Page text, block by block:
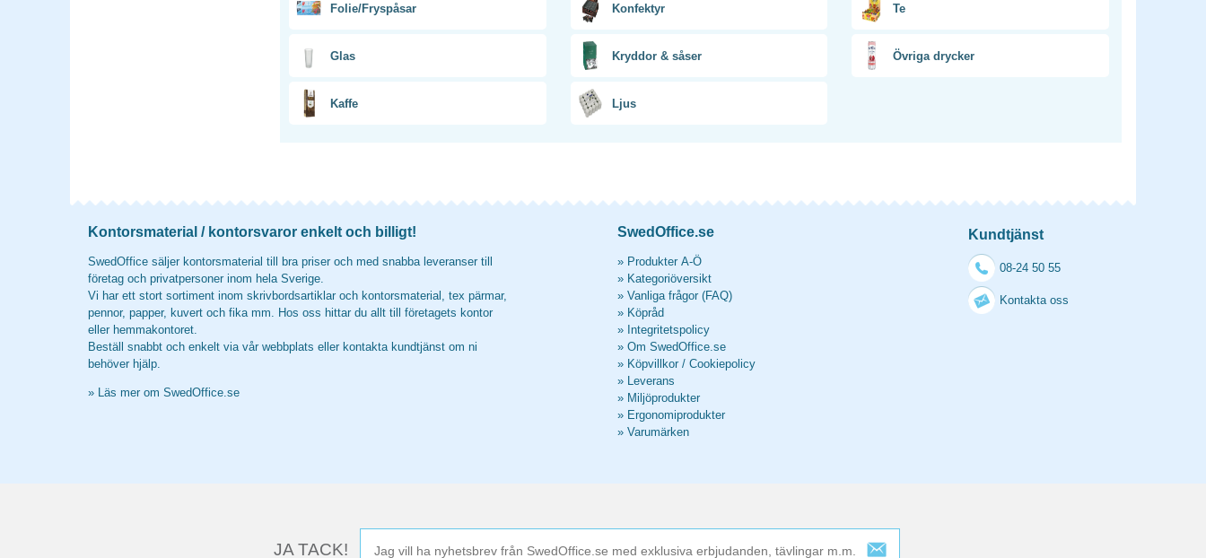
Folie/Fryspåsar
Glas
Kaffe
Konfektyr
Kryddor & såser
Ljus
Te
Övriga drycker
Kontorsmaterial / kontorsvaror enkelt och billigt!
SwedOffice säljer kontorsmaterial till bra priser och med snabba leveranser till
företag och privatpersoner inom hela Sverige.
Vi har ett stort sortiment inom skrivbordsartiklar och kontorsmaterial, tex pärmar,
pennor, papper, kuvert och fika mm. Hos oss hittar du allt till företagets kontor
eller hemmakontoret.
Beställ snabbt och enkelt via vår webbplats eller kontakta kundtjänst om ni
behöver hjälp.
» Läs mer om SwedOffice.se
SwedOffice.se
» Produkter A-Ö
» Kategoriöversikt
» Vanliga frågor (FAQ)
» Köpråd
» Integritetspolicy
» Om SwedOffice.se
» Köpvillkor / Cookiepolicy
» Leverans
» Miljöprodukter
» Ergonomiprodukter
» Varumärken
Kundtjänst
08-24 50 55
Kontakta oss
JA TACK!